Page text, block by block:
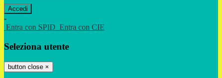
-
Entra con SPID Entra con CIE
Seleziona utente
button close ×